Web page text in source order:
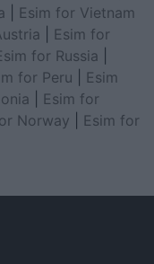
Esim for Vietnam
Esim for
for Russia
for Peru
Esim
Esim for
Norway
Esim for